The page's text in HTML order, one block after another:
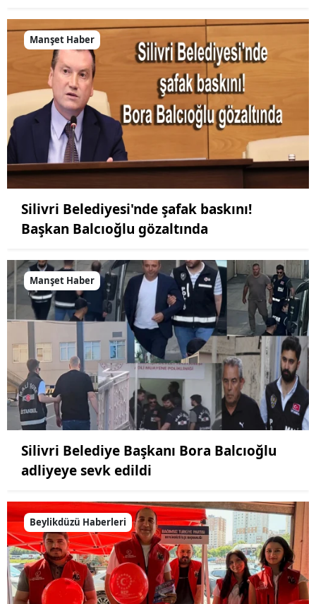
Manşet Haber
Silivri Belediyesi'nde şafak baskını!
Başkan Balcıoğlu gözaltında
Manşet Haber
Silivri Belediye Başkanı Bora Balcıoğlu
adliyeye sevk edildi
Beylikdüzü Haberleri